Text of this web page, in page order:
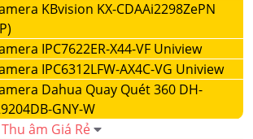
KBvision KX-CDAAi2298ZePN
IPC7622ER-X44-VF Uniview
IPC6312LFW-AX4C-VG Uniview
Dahua Quay Quét 360 DH-
GNY-W
âm Giá Rẻ